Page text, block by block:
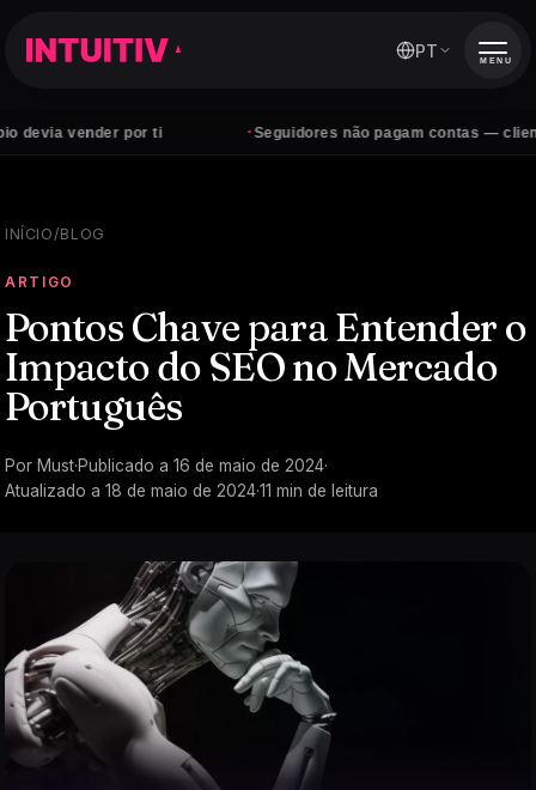
por ti Seguidores não pagam contas — clientes sim
PT MENU
INÍCIO/BLOG
ARTIGO
Pontos Chave para Entender o
Impacto do SEO no Mercado
Português
Por Must·Publicado a 16 de maio de 2024·
Atualizado a 18 de maio de 2024·11 min de leitura